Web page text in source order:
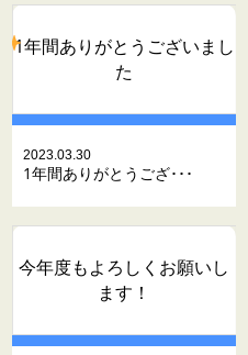
1年間ありがとうございまし
た
2023.03.30
1年間ありがとうござ･･･
今年度もよろしくお願いし
ます！